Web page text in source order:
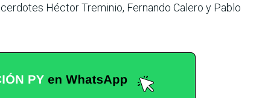
Héctor Treminio, Fernando Calero y Pablo